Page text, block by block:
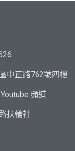
中正路762號四樓
頻道
扶輪社